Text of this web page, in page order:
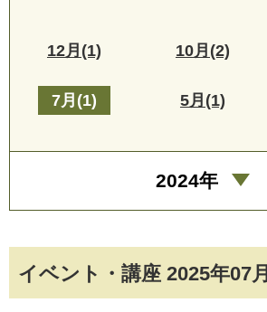
イベント・講座 2025年07月
12月(1) 10月(2)
7月(1) 5月(1)
2024年